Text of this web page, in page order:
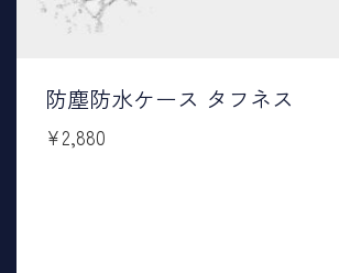
防塵防水ケース タフネス
¥2,880